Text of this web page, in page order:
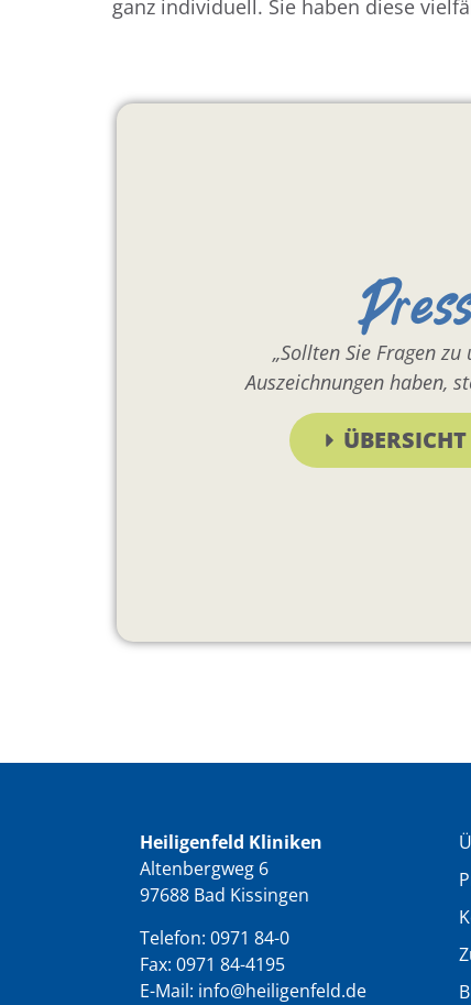
ganz individuell. Sie haben diese
„Sollten Sie Fragen
Auszeichnungen haben,
Heiligenfeld Kliniken
Altenbergweg 6
97688 Bad Kissingen
Telefon: 0971 84-0
Fax: 0971 84-4195
E-Mail: info@heiligenfeld.de